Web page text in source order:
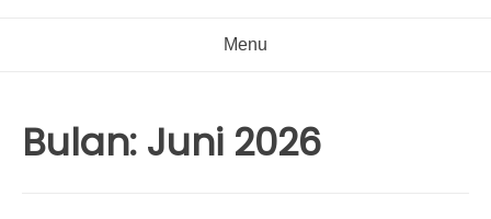
Menu
Bulan: Juni 2026